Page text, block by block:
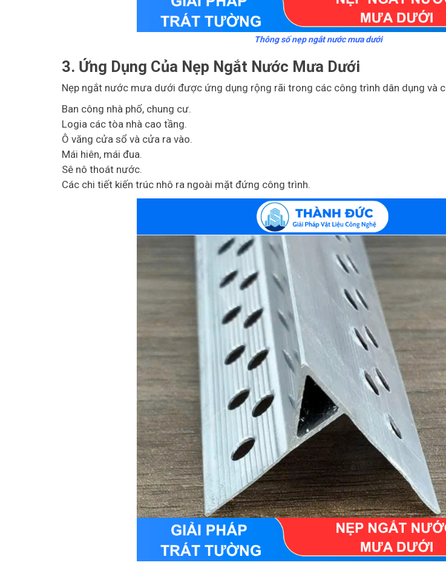
Thông số nẹp ngắt nước mưa dưới
3. Ứng Dụng Của Nẹp Ngắt Nước Mưa Dưới
Nẹp ngắt nước mưa dưới được ứng dụng rộng rãi trong các công trình dân dụng và
Ban công nhà phố, chung cư.
Logia các tòa nhà cao tầng.
Ô văng cửa sổ và cửa ra vào.
Mái hiên, mái đua.
Sê nô thoát nước.
Các chi tiết kiến trúc nhô ra ngoài mặt đứng công trình.